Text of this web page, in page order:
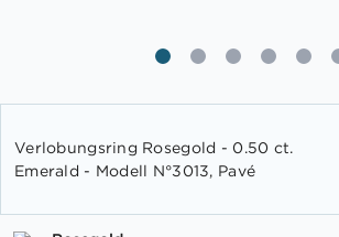
Anfang
der
Bildgalerie
Verlobungsring Rosegold - 0.50 ct.
Emerald - Modell N°3013, Pavé